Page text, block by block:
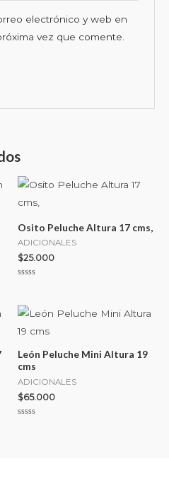
electrónico y web en
vez que comente.
Osito Peluche Altura 17 cms,
ADICIONALES
$25.000
de
5
León Peluche Mini Altura 19
cms
ADICIONALES
$65.000